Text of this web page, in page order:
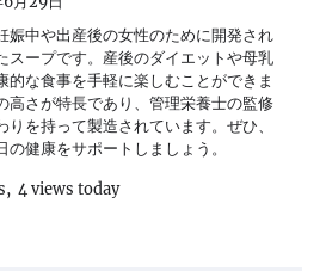
娠中や出産後の女性のために開発され
スープです。産後のダイエットや母乳
的な食事を手軽に楽しむことができま
高さが特長であり、管理栄養士の監修
を持って製造されています。ぜひ、
の健康をサポートしましょう。
4 views today